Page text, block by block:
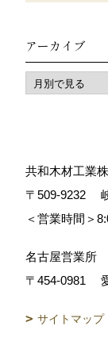
アーカイブ
共和木材工業
〒509-9232
＜営業時間＞
名古屋営業所
〒454-0981
サイトマップ